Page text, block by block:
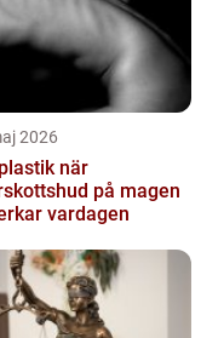
2026
när
på magen
vardagen